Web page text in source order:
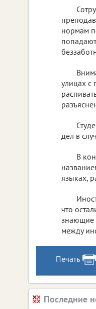
нормам
улицах с
дел в
В
языках,
что
знающие
между
Печать
Последние